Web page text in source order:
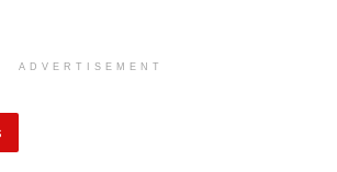
Michel szóvivőjének tájékoztatása
ADVERTISEMENT